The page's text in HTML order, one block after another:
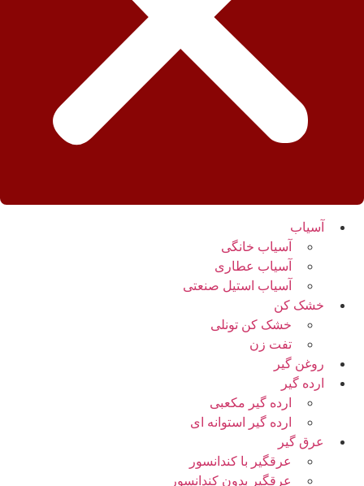
آسیاب
آسیاب خانگی
آسیاب عطاری
آسیاب استیل صنعتی
خشک کن
خشک کن تونلی
تفت زن
روغن گیر
ارده گیر
ارده گیر مکعبی
ارده گیر استوانه ای
عرق گیر
عرقگیر با کندانسور
عرقگیر بدون کندانسور